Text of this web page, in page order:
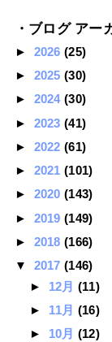
・ブログ アー
► 2026(25)
► 2025(30)
► 2024(30)
► 2023(41)
► 2022(61)
► 2021(101)
► 2020(143)
► 2019(149)
► 2018(166)
▼ 2017(146)
► 12月 (11)
► 11月 (16)
► 10月 (12)